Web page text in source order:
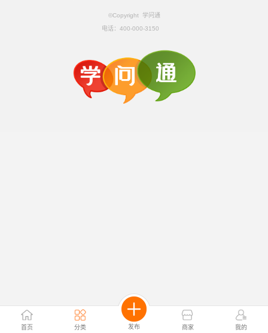
首页 分类 发布 商家 我的
©Copyright 学问通
电话： 400-000-3150